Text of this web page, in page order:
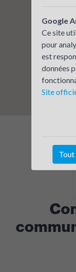
Google
Ce site
pour
est
données
Site